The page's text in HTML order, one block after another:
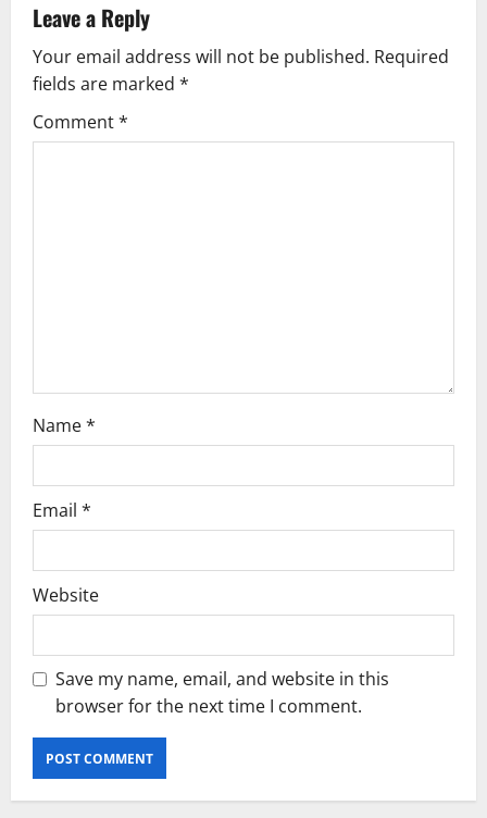
Leave a Reply
Your email address will not be published. Required
fields are marked *
Comment*
Name*
Email *
Website
Save my name, email, and website in this
browser for the next time I comment.